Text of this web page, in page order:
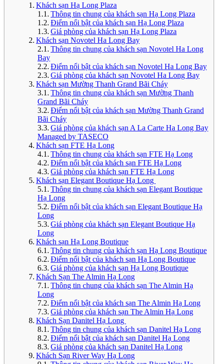
Khách sạn Hạ Long Plaza
Thông tin chung của khách sạn Hạ Long Plaza
Điểm nổi bật của khách sạn Hạ Long Plaza
Giá phòng của khách sạn Hạ Long Plaza
Khách sạn Novotel Ha Long Bay
Thông tin chung của khách sạn Novotel Ha Long
Bay
Điểm nổi bật của khách sạn Novotel Ha Long Bay
Giá phòng của khách sạn Novotel Ha Long Bay
Khách sạn Mường Thanh Grand Bãi Cháy
Thông tin chung của khách sạn Mường Thanh
Grand Bãi Cháy
Điểm nổi bật của khách sạn Mường Thanh Grand
Bãi Cháy
Giá phòng của khách sạn A La Carte Ha Long Bay
Managed by TASECO
Khách sạn FTE Hạ Long
Thông tin chung của khách sạn FTE Hạ Long
Điểm nổi bật của khách sạn FTE Hạ Long
Giá phòng của khách sạn FTE Hạ Long
Khách sạn Elegant Boutique Hạ Long
Thông tin chung của khách sạn Elegant Boutique
Hạ Long
Điểm nổi bật của khách sạn Elegant Boutique Hạ
Long
Giá phòng của khách sạn Elegant Boutique Hạ
Long
Khách sạn Hạ Long Boutique
Thông tin chung của khách sạn Hạ Long Boutique
Điểm nổi bật của khách sạn Hạ Long Boutique
Giá phòng của khách sạn Hạ Long Boutique
Khách Sạn The Almin Hạ Long
Thông tin chung của khách sạn The Almin Hạ
Long
Điểm nổi bật của khách sạn The Almin Hạ Long
Giá phòng của khách sạn The Almin Hạ Long
Khách Sạn Danitel Hạ Long
Thông tin chung của khách sạn Danitel Hạ Long
Điểm nổi bật của khách sạn Danitel Hạ Long
Giá phòng của khách sạn Danitel Hạ Long
Khách Sạn River Way Hạ Long